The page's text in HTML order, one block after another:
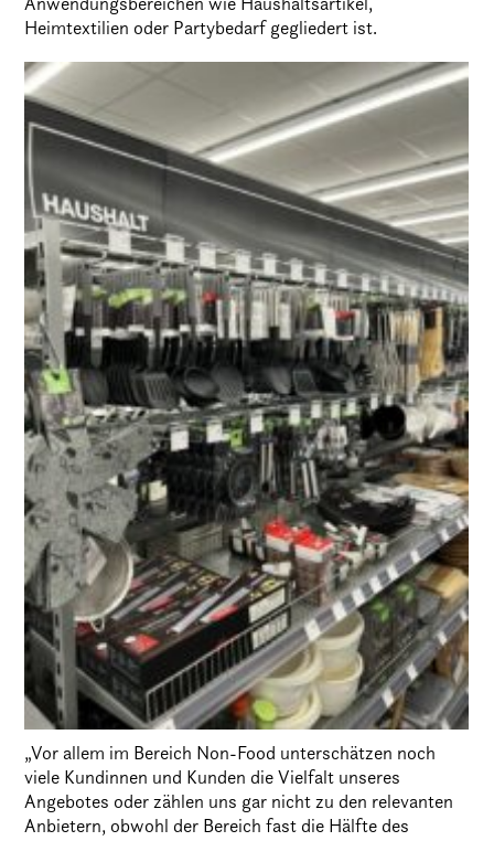
Heimtextilien oder Partybedarf gegliedert ist.
„Vor allem im Bereich Non-Food unterschätzen noch
viele Kundinnen und Kunden die Vielfalt unseres
Angebotes oder zählen uns gar nicht zu den relevanten
Anbietern, obwohl der Bereich fast die Hälfte des